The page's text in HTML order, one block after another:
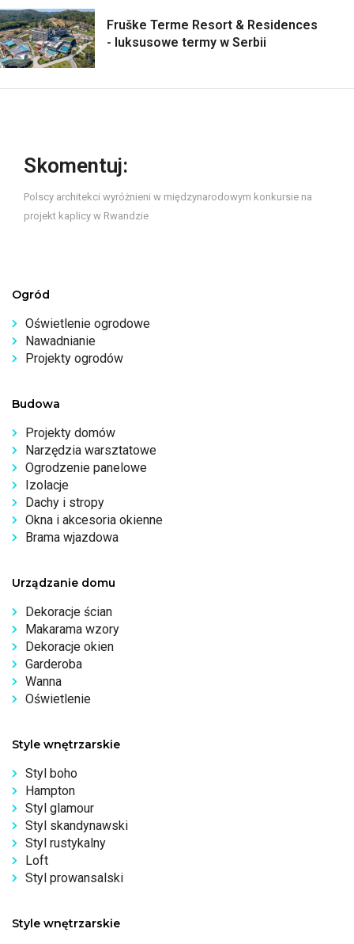
Fruške Terme Resort & Residences
- luksusowe termy w Serbii
Skomentuj:
Polscy architekci wyróżnieni w międzynarodowym konkursie na
projekt kaplicy w Rwandzie
Ogród
Oświetlenie ogrodowe
Nawadnianie
Projekty ogrodów
Budowa
Projekty domów
Narzędzia warsztatowe
Ogrodzenie panelowe
Izolacje
Dachy i stropy
Okna i akcesoria okienne
Brama wjazdowa
Urządzanie domu
Dekoracje ścian
Makarama wzory
Dekoracje okien
Garderoba
Wanna
Oświetlenie
Style wnętrzarskie
Styl boho
Hampton
Styl glamour
Styl skandynawski
Styl rustykalny
Loft
Styl prowansalski
Style wnętrzarskie